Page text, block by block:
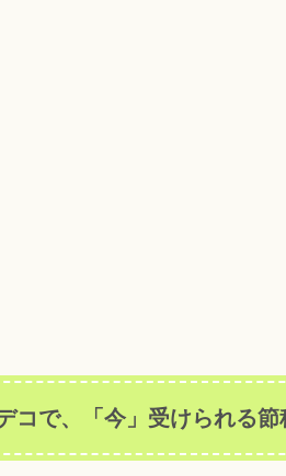
コで、「今」受けられる節